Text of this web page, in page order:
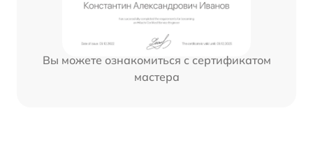
Вы можете ознакомиться с сертификатом
мастера